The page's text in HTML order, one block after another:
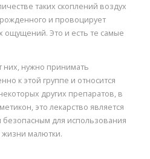
таких скоплений воздух
и провоцирует
Это и есть те самые
них, нужно принимать
к этой группе и относится
других препаратов, в
это лекарство является
для использования
жизни малютки.